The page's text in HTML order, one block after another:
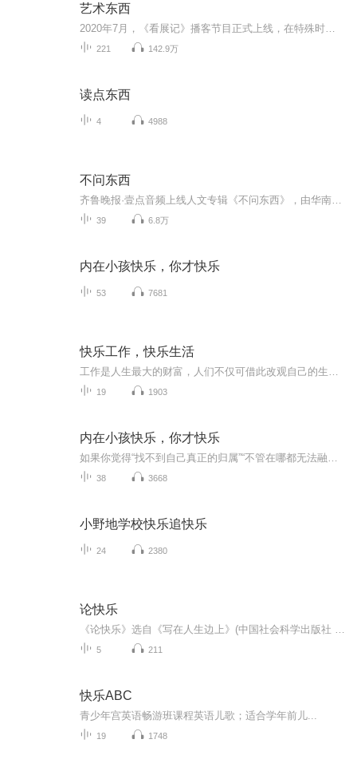
艺术东西
221 142.9万
读点东西
4 4988
不问东西
39 6.8万
内在小孩快乐，你才快乐
53 7681
快乐工作，快乐生活
19 1903
内在小孩快乐，你才快乐
38 3668
小野地学校快乐追快乐
24 2380
论快乐
5 211
快乐ABC
青少年宫英语畅游班课程英语儿歌；适合学年前儿...
19 1748